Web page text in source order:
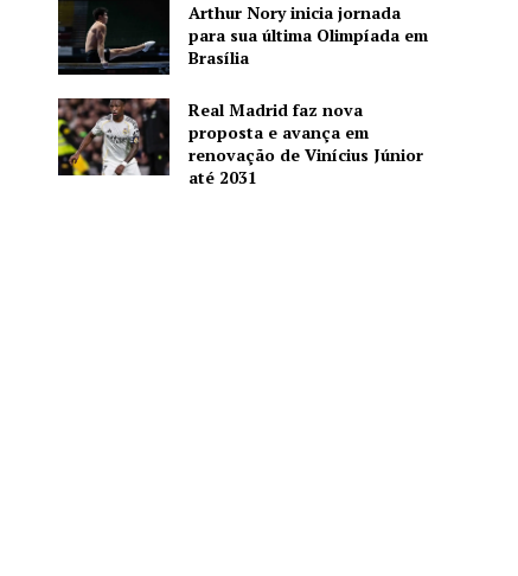
Arthur Nory inicia jornada
para sua última Olimpíada em
Brasília
Real Madrid faz nova
proposta e avança em
renovação de Vinícius Júnior
até 2031